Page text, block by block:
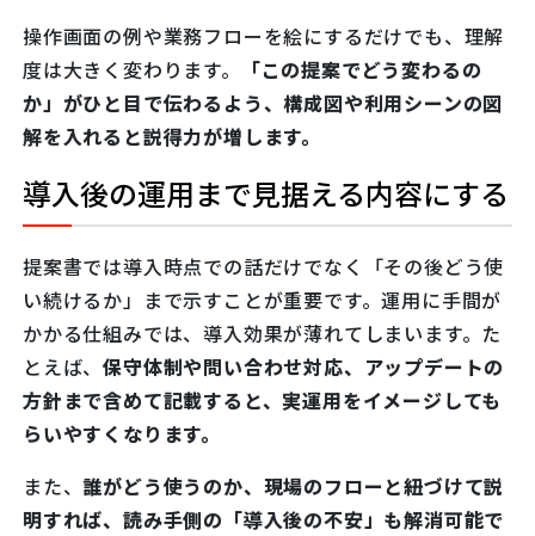
操作画面の例や業務フローを絵にするだけでも、理解
度は大きく変わります。
「この提案でどう変わるの
か」がひと目で伝わるよう、構成図や利用シーンの図
解を入れると説得力が増します。
導入後の運用まで見据える内容にする
提案書では導入時点での話だけでなく「その後どう使
い続けるか」まで示すことが重要です。運用に手間が
かかる仕組みでは、導入効果が薄れてしまいます。た
とえば、保守体制や問い合わせ対応、アップデートの
方針まで含めて記載すると、実運用をイメージしても
らいやすくなります。
また、誰がどう使うのか、現場のフローと紐づけて説
明すれば、読み手側の「導入後の不安」も解消可能で